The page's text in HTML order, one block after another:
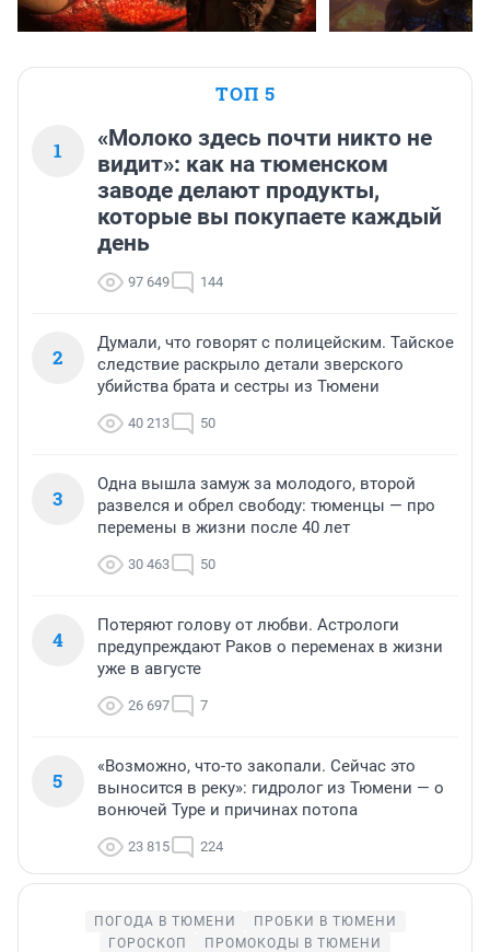
ТОП 5
1
«Молоко здесь почти никто не
видит»: как на тюменском
заводе делают продукты,
которые вы покупаете каждый
день
97 649 144
2
Думали, что говорят с полицейским. Тайское
следствие раскрыло детали зверского
убийства брата и сестры из Тюмени
40 213 50
3
Одна вышла замуж за молодого, второй
развелся и обрел свободу: тюменцы — про
перемены в жизни после 40 лет
30 463 50
4
Потеряют голову от любви. Астрологи
предупреждают Раков о переменах в жизни
уже в августе
26 697 7
5
«Возможно, что-то закопали. Сейчас это
выносится в реку»: гидролог из Тюмени — о
вонючей Туре и причинах потопа
23 815 224
ПОГОДА В ТЮМЕНИ
ПРОБКИ В ТЮМЕНИ
ГОРОСКОП
ПРОМОКОДЫ В ТЮМЕНИ